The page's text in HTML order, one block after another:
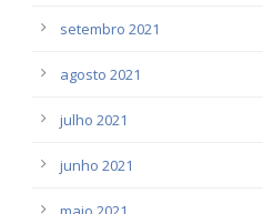
setembro 2021
agosto 2021
julho 2021
junho 2021